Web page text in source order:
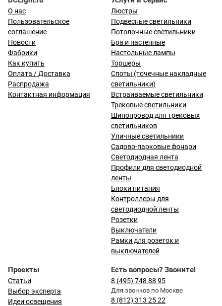
О нас
Пользовательское
соглашение
Новости
Фабрики
Как купить
Оплата / Доставка
Распродажа
Контактная информация
Люстры
Подвесные светильники
Потолочные светильники
Бра и настенные
Настольные лампы
Торшеры
Споты (точечные накладные
светильники)
Встраиваемые светильники
Трековые светильники
Шинопровод для трековых
светильников
Уличные светильники
Садово-парковые фонари
Светодиодная лента
Профили для светодиодной
ленты
Блоки питания
Контроллеры для
светодиодной ленты
Розетки
Выключатели
Рамки для розеток и
выключателей
Проекты
Статьи
Выбор эксперта
Идеи освещения
Есть вопросы? Звоните!
8 (495) 748 88 95
Для звонков по Москве
8 (812) 313 25 22